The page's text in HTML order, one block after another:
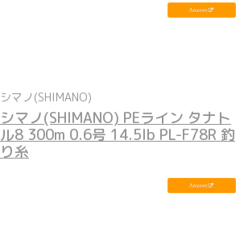
シマノ(SHIMANO)
シマノ(SHIMANO) PEライン タナト
ル8 300m 0.6号 14.5lb PL-F78R 釣
り糸